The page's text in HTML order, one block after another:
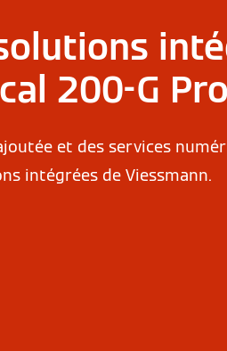
200-G Pro
et des services
intégrées de Viessmann.